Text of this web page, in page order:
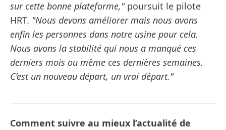
sur cette bonne plateforme,"poursuit le pilote
HRT. "Nous devons améliorer mais nous avons
enfin les personnes dans notre usine pour cela.
Nous avons la stabilité qui nous a manqué ces
derniers mois ou même ces dernières semaines.
C’est un nouveau départ, un vrai départ."
Comment suivre au mieux l’actualité de